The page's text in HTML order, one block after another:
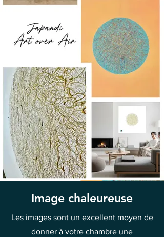
Image chaleureuse
Les images sont un excellent moyen de
donner à votre chambre une